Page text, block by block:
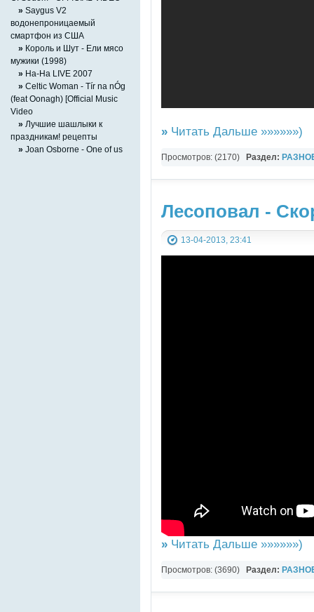
» Читать Дальше »»»»»»)
Просмотров: (2170) Раздел:
Лесоповал -
13-04-2013, 23:41
» Читать Дальше »»»»»»)
Просмотров: (3690) Раздел:
» Saygus V2
водонепроницаемый
смартфон из США
» Король и Шут - Ели мясо
мужики (1998)
» На-На LIVE 2007
» Celtic Woman - Tír na nÓg
(feat Oonagh) [Official Music
Video
» Лучшие шашлыки к
праздникам! рецепты
» Joan Osborne - One of us